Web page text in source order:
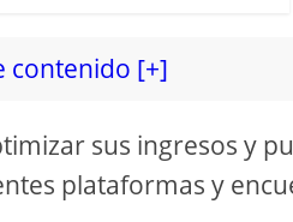
contenido [+]
sus ingresos y
plataformas y